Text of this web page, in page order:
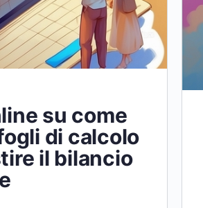
su come
di calcolo
il bilancio